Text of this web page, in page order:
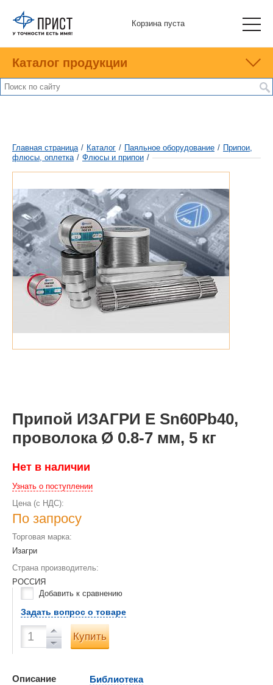
Корзина пуста
Каталог продукции
Главная страница / Каталог / Паяльное оборудование / Припои,
флюсы, оплетка / Флюсы и припои /
Припой ИЗАГРИ Е Sn60Pb40,
проволока Ø 0.8-7 мм, 5 кг
Нет в наличии
Узнать о поступлении
Цена (с НДС):
По запросу
Торговая марка:
Изагри
Страна производитель:
РОССИЯ
Добавить к сравнению
Задать вопрос о товаре
Купить
Описание Библиотека